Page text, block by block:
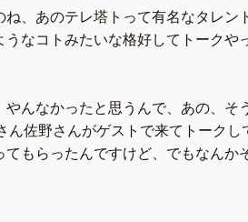
、あのテレ塔トって有名なタレ
なコトみたいな格好してトーク
んなかったと思うんで、あの、
佐野さんがゲストで来てトーク
もらったんですけど、でもなん